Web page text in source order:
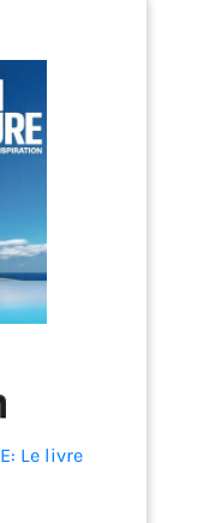
Le livre